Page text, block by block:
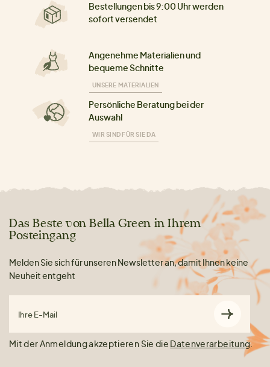
Bestellungen bis 9:00 Uhr werden
sofort versendet
Angenehme Materialien und
bequeme Schnitte
UNSERE MATERIALIEN
Persönliche Beratung bei der
Auswahl
WIR SIND FÜR SIE DA
Das Beste von Bella Green in Ihrem
Posteingang
Melden Sie sich für unseren Newsletter an, damit Ihnen keine
Neuheit entgeht
Ihre E-Mail
Mit der Anmeldung akzeptieren Sie die Datenverarbeitung.